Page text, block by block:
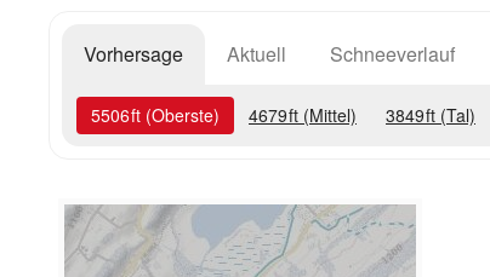
Vorhersage Aktuell Schneeverlauf
5506ft (Oberste) 4679ft (Mittel) 3849ft (Tal)